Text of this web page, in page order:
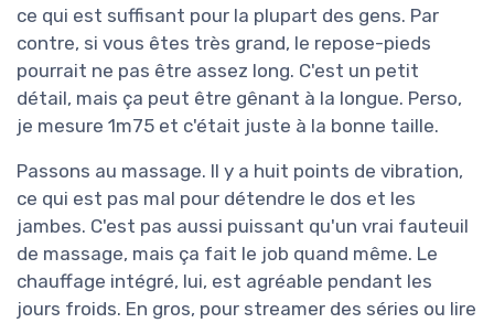
ce qui est suffisant pour la plupart des gens. Par
contre, si vous êtes très grand, le repose-pieds
pourrait ne pas être assez long. C'est un petit
détail, mais ça peut être gênant à la longue. Perso,
je mesure 1m75 et c'était juste à la bonne taille.
Passons au massage. Il y a huit points de vibration,
ce qui est pas mal pour détendre le dos et les
jambes. C'est pas aussi puissant qu'un vrai fauteuil
de massage, mais ça fait le job quand même. Le
chauffage intégré, lui, est agréable pendant les
jours froids. En gros, pour streamer des séries ou lire